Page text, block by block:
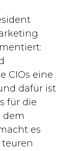
CIOs eine
dafür ist
für die
dem
es